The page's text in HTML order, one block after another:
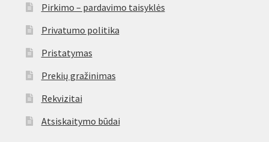
Pirkimo – pardavimo taisyklės
Privatumo politika
Pristatymas
Prekių gražinimas
Rekvizitai
Atsiskaitymo būdai